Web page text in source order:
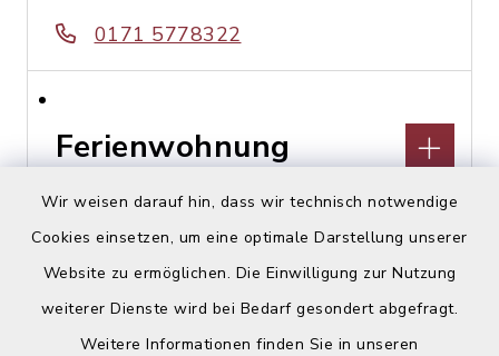
Wir weisen darauf hin, dass wir technisch notwendige
Cookies einsetzen, um eine optimale Darstellung unserer
Website zu ermöglichen. Die Einwilligung zur Nutzung
weiterer Dienste wird bei Bedarf gesondert abgefragt.
Weitere Informationen finden Sie in unseren
0171 5778322
Ferienwohnung
Hohenlindener Straße 44,
85457 Wörth, OT Hörlkofen
Stephan Lex